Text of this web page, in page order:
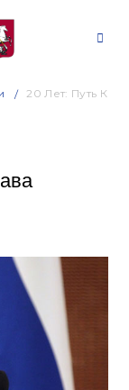
20 Лет: Путь К